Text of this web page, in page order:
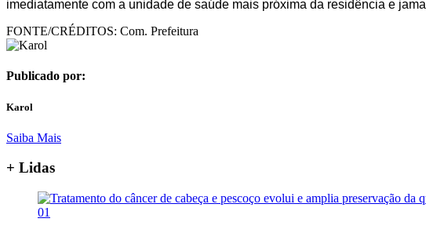
imediatamente com a unidade de saúde mais próxima da residência e
FONTE/CRÉDITOS: Com. Prefeitura
Publicado por:
Karol
Saiba Mais
+ Lidas
01